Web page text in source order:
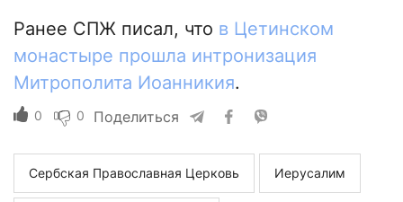
Ранее СПЖ писал, что в Цетинском
монастыре прошла интронизация
Митрополита Иоанникия.
0 0 Поделиться
Сербская Православная Церковь Иерусалим